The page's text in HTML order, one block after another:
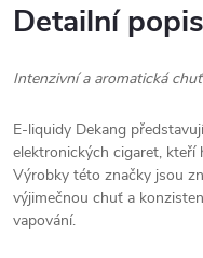
Detailní
Intenzivní a aromatická
E-liquidy Dekang
elektronických cigaret, kteří
Výrobky této značky jsou
výjimečnou chuť a
vapování.